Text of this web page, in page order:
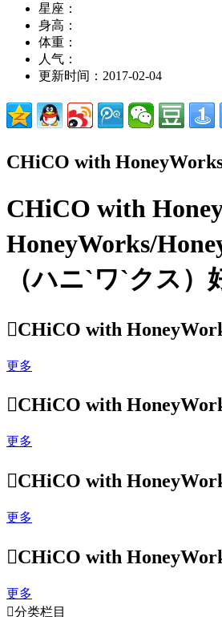
星座：
身高：
体重：
人气：
更新时间：2017-02-04
CHiCO with
CHiCO with
HoneyWorks/
（ハニ`ワ`クス
CHiCO with
更多
CHiCO with
更多
CHiCO with
更多
CHiCO with
更多
分类栏目